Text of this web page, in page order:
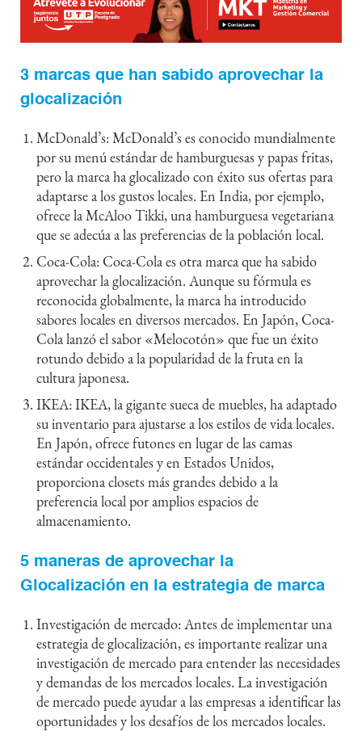
3 marcas que han sabido aprovechar la
glocalización
McDonald’s: McDonald’s es conocido mundialmente
por su menú estándar de hamburguesas y papas fritas,
pero la marca ha glocalizado con éxito sus ofertas para
adaptarse a los gustos locales. En India, por ejemplo,
ofrece la McAloo Tikki, una hamburguesa vegetariana
que se adecúa a las preferencias de la población local.
Coca-Cola: Coca-Cola es otra marca que ha sabido
aprovechar la glocalización. Aunque su fórmula es
reconocida globalmente, la marca ha introducido
sabores locales en diversos mercados. En Japón, Coca-
Cola lanzó el sabor «Melocotón» que fue un éxito
rotundo debido a la popularidad de la fruta en la
cultura japonesa.
IKEA: IKEA, la gigante sueca de muebles, ha adaptado
su inventario para ajustarse a los estilos de vida locales.
En Japón, ofrece futones en lugar de las camas
estándar occidentales y en Estados Unidos,
proporciona closets más grandes debido a la
preferencia local por amplios espacios de
almacenamiento.
5 maneras de aprovechar la
Glocalización en la estrategia de marca
Investigación de mercado: Antes de implementar una
estrategia de glocalización, es importante realizar una
investigación de mercado para entender las necesidades
y demandas de los mercados locales. La investigación
de mercado puede ayudar a las empresas a identificar las
oportunidades y los desafíos de los mercados locales.